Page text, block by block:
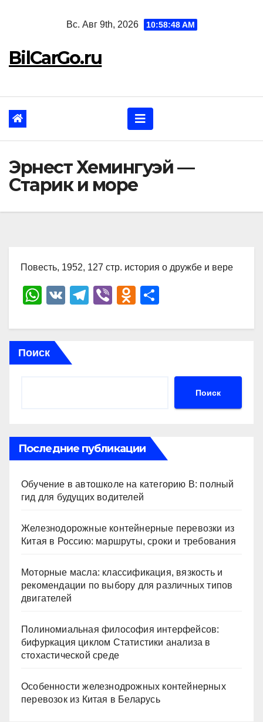
Вс. Авг 9th, 2026 10:58:49 AM
BilCarGo.ru
Эрнест Хемингуэй —
Старик и море
Повесть, 1952, 127 стр. история о дружбе и вере
W
at
s
A
V
T
e
Vi
er
O
n
ki
р
ть
Поиск
Поиск
Последние публикации
Обучение в автошколе на категорию В: полный
гид для будущих водителей
Железнодорожные контейнерные перевозки из
Китая в Россию: маршруты, сроки и требования
Моторные масла: классификация, вязкость и
рекомендации по выбору для различных типов
двигателей
Полиномиальная философия интерфейсов:
бифуркация циклом Статистики анализа в
стохастической среде
Особенности железнодрожных контейнерных
перевозок из Китая в Беларусь